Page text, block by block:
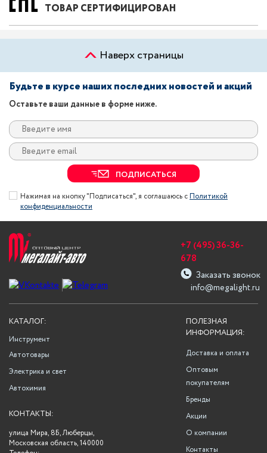
ТОВАР СЕРТИФИЦИРОВАН
Наверх страницы
Будьте в курсе наших последних новостей и акций
Оставьте ваши данные в форме ниже.
ПОДПИСАТЬСЯ
Нажимая на кнопку "Подписаться", я соглашаюсь сПолитикой
конфиденциальности
info@megalight.ru
+7 (495) 36-36-
678
Заказать звонок
ПОЛЕЗНАЯ
ИНФОРМАЦИЯ:
Доставка и оплата
Оптовым
покупателям
Бренды
Акции
О компании
Контакты
КАТАЛОГ:
Инструмент
Автотовары
Электрика и свет
Автохимия
КОНТАКТЫ:
улица Мира, 8Б, Люберцы,
Московская область, 140000